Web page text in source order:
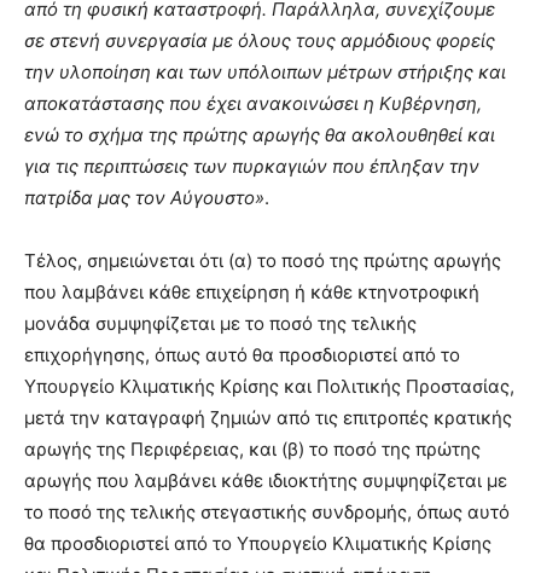
από τη φυσική καταστροφή. Παράλληλα, συνεχίζουμε
σε στενή συνεργασία με όλους τους αρμόδιους φορείς
την υλοποίηση και των υπόλοιπων μέτρων στήριξης και
αποκατάστασης που έχει ανακοινώσει η Κυβέρνηση,
ενώ το σχήμα της πρώτης αρωγής θα ακολουθηθεί και
για τις περιπτώσεις των πυρκαγιών που έπληξαν την
πατρίδα μας τον Αύγουστο».
Τέλος, σημειώνεται ότι (α) το ποσό της πρώτης αρωγής
που λαμβάνει κάθε επιχείρηση ή κάθε κτηνοτροφική
μονάδα συμψηφίζεται με το ποσό της τελικής
επιχορήγησης, όπως αυτό θα προσδιοριστεί από το
Υπουργείο Κλιματικής Κρίσης και Πολιτικής Προστασίας,
μετά την καταγραφή ζημιών από τις επιτροπές κρατικής
αρωγής της Περιφέρειας, και (β) το ποσό της πρώτης
αρωγής που λαμβάνει κάθε ιδιοκτήτης συμψηφίζεται με
το ποσό της τελικής στεγαστικής συνδρομής, όπως αυτό
θα προσδιοριστεί από το Υπουργείο Κλιματικής Κρίσης